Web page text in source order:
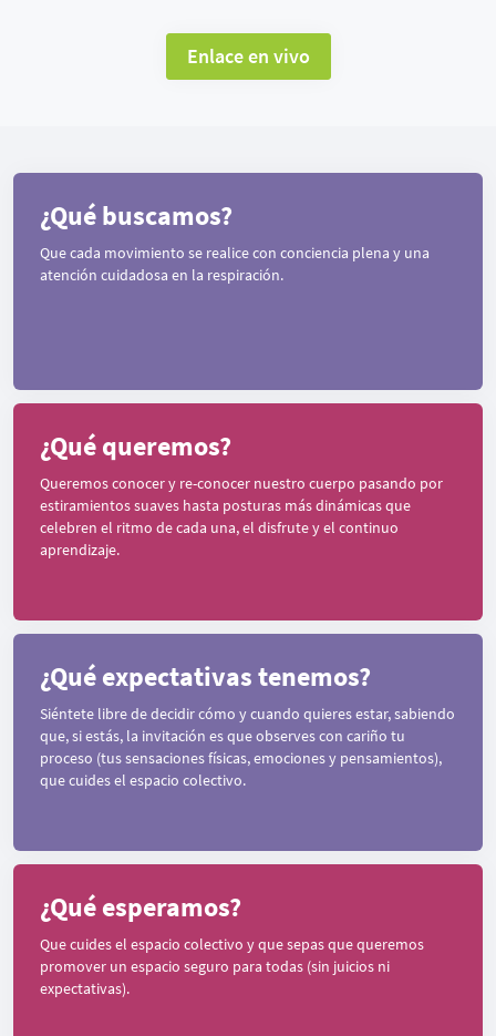
Enlace en vivo
¿Qué buscamos?
Que cada movimiento se realice con conciencia plena y una
atención cuidadosa en la respiración.
¿Qué queremos?
Queremos conocer y re-conocer nuestro cuerpo pasando por
estiramientos suaves hasta posturas más dinámicas que
celebren el ritmo de cada una, el disfrute y el continuo
aprendizaje.
¿Qué expectativas tenemos?
Siéntete libre de decidir cómo y cuando quieres estar, sabiendo
que, si estás, la invitación es que observes con cariño tu
proceso (tus sensaciones físicas, emociones y pensamientos),
que cuides el espacio colectivo.
¿Qué esperamos?
Que cuides el espacio colectivo y que sepas que queremos
promover un espacio seguro para todas (sin juicios ni
expectativas).